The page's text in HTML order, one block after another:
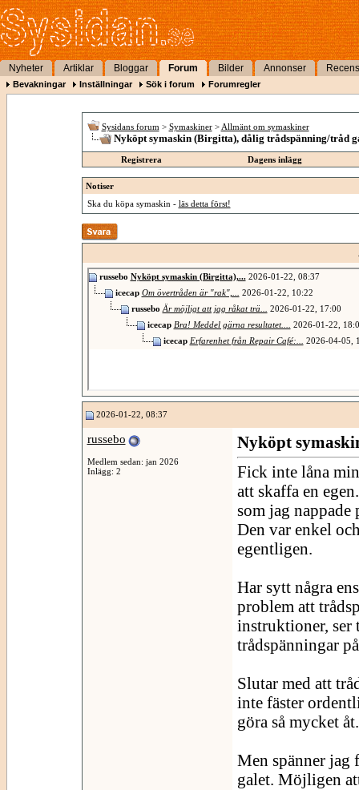
Nyheter Artiklar Bloggar Forum Bilder Annonser
Bevakningar Inställningar Sök i forum Forumregler
Sysidans forum > Symaskiner > Allmänt om symaskiner
Nyköpt symaskin (Birgitta), dålig trådspänning/tråd
Registrera Dagens inlägg
Notiser
Ska du köpa symaskin - läs detta först!
russebo Nyköpt symaskin (Birgitta),...2026-01-22, 08:37
icecap Om övertråden är "rak",... 2026-01-22,
10:22
russebo Är möjligt att jag råkat trä... 2026-01-22,
17:00
icecap Bra! Meddel gärna resultatet.... 2026-01-22,
icecap Erfarenhet från Repair Café:... 2026-04-05,
2026-01-22, 08:37
russebo
Medlem sedan: jan 2026
Inlägg: 2
Nyköpt
Fick inte låna
att skaffa en
som jag nappade
Den var enkel
egentligen.
Har sytt några
problem att
instruktioner,
trådspänningar
Slutar med att
inte fäster
göra så mycket åt.
Men spänner jag
galet. Möjligen